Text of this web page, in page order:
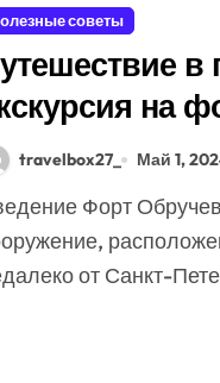
советы
в
на
travelbox27_ Май 1,
от Санкт-